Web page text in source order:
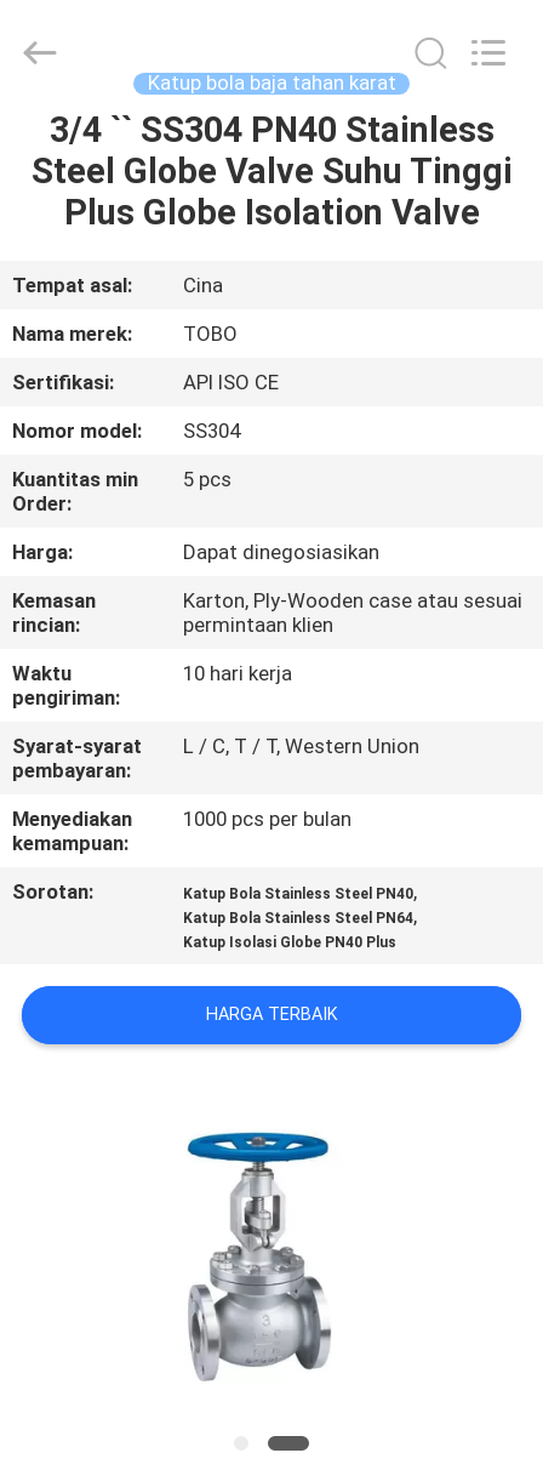
RUMAH
PRODUK
TENTANG
KAMI
TUR
PABRIK
KONTROL
KUALITAS
HUBUNGI
KAMI
BERITA
PERMINTAAN
PENAWARAN
PRIVACY
supplier.
Copyright
STEEL
GROUP
Katup bola baja tahan karat
3/4 `` SS304 PN40 Stainless
Steel Globe Valve Suhu Tinggi
Plus Globe Isolation Valve
Tempat asal:
Cina
Nama merek:
TOBO
Sertifikasi:
API ISO CE
Nomor model:
SS304
Kuantitas min
Order:
5 pcs
Harga:
Dapat dinegosiasikan
Kemasan
rincian:
Karton, Ply-Wooden case atau sesuai
permintaan klien
Waktu
pengiriman:
10 hari kerja
Syarat-syarat
pembayaran:
L / C, T / T, Western Union
Menyediakan
kemampuan:
1000 pcs per bulan
Sorotan: Katup Bola Stainless Steel PN40,
Katup Bola Stainless Steel PN64,
Katup Isolasi Globe PN40 Plus
HARGA TERBAIK